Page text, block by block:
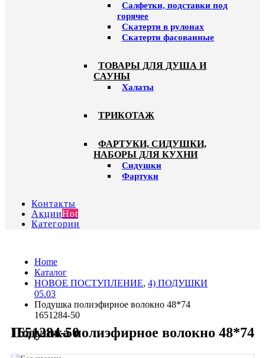
Салфетки, подставки под
горячее
Скатерти в рулонах
Скатерти фасованные
ТОВАРЫ ДЛЯ ДУША И
САУНЫ
Халаты
ТРИКОТАЖ
ФАРТУКИ, СИДУШКИ,
НАБОРЫ ДЛЯ КУХНИ
Сидушки
Фартуки
Контакты
АкцииHot
Категории
Home
Каталог
HОВОЕ ПОСТУПЛЕНИЕ, 4) ПОДУШКИ
05.03
Подушка полиэфирное волокно 48*74
1651284-50
Подушка полиэфирное волокно 48*74 1651284-50